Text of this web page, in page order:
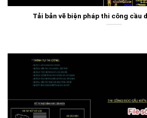
Tải bản vẽ biện pháp thi công cầu